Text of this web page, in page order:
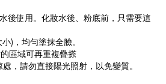
後使用。化妝水後、粉底前，只需要這
)，均勻塗抹全臉。
區域可再重複疊搽
，請勿直接陽光照射，以免變質。